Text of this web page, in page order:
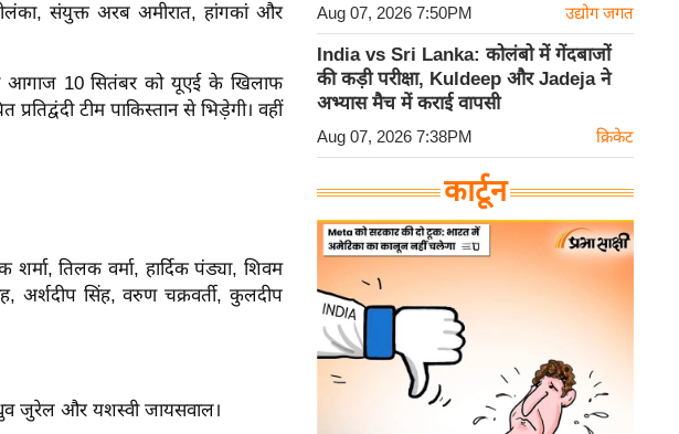
संयुक्त अरब अमीरात, हांगकां और
आगाज 10 सितंबर को यूएई के खिलाफ
टीम पाकिस्तान से भिड़ेगी। वहीं
तिलक वर्मा, हार्दिक पंड्या, शिवम
अर्शदीप सिंह, वरुण चक्रवर्ती, कुलदीप
जुरेल और यशस्वी जायसवाल।
Aug 07, 2026 7:50PM उद्योग जगत
India vs Sri Lanka: कोलंबो में गेंदबाजों
की कड़ी परीक्षा, Kuldeep और Jadeja ने
अभ्यास मैच में कराई वापसी
Aug 07, 2026 7:38PM क्रिकेट
कार्टून